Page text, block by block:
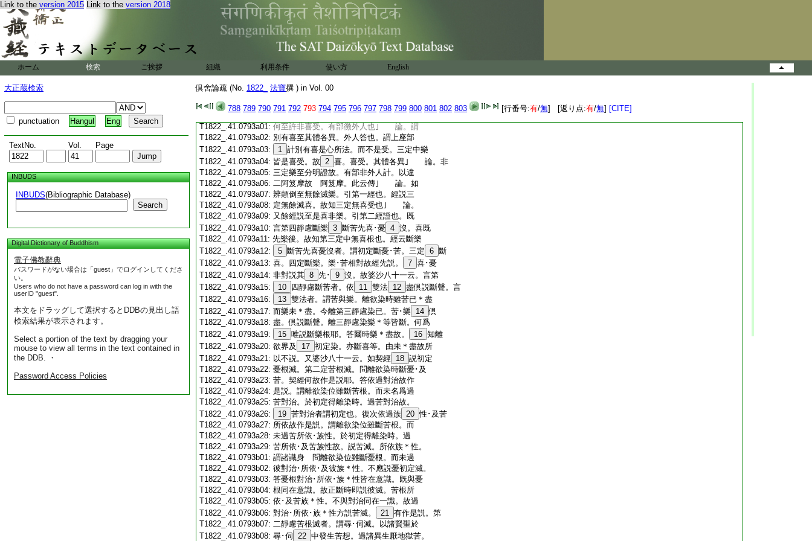
Link to the version 2015 Link to the version 2018
ホーム 検索 ご挨拶 組織 利用条件 使い方 English
大正蔵検索
punctuation Hangul Eng
TextNo. Vol. Page
INBUDS
INBUDS(Bibliographic Database)
Search
Digital Dictionary of Buddhism
電子佛教辭典
パスワードがない場合は「guest」でログインしてくださ
い。
Users who do not have a password can log in with the
userID "guest".
本文をドラッグして選択するとDDBの見出し語
検索結果が表示されます。
Select a portion of the text by dragging your
mouse to view all terms in the text contained in
the DDB. ・
Password Access Policies
倶舍論疏 (No. 1822_ 法寶撰 ) in Vol. 00
788 789 790 791 792 793 794 795 796 797 798 799 800 801 802 803 [行番号:有/無] [返り点:有/無] [CITE]
T1822_.41.0792c19:淨名。釋名也 信是淨相。釋淨名也 離外。
T1822_.41.0792c20: 釋内名也 均流。釋等也 淨而内等故立
T1822_.41.0792c21:内等淨名者。合釋也｣ 論。有餘師言至皆
T1822_.41.0792c22:
無別體。述餘經部師釋也｣ 論。若無別
體心所應不成。有部難也｣ 論。心分位殊
亦得名心所。經部通也｣ 論。雖有此理非
T1822_.41.0792c25:我所宗。論主意許經部理。而言許有部也｣
T1822_.41.0792c26: 論。如上所言至知決定然。外人問有部
T1822_.41.0792c27:也｣ 論。汝等豈言喜非喜受。有部問外
T1822_.41.0792c28: 人也｣ 論。如餘部許我亦 24 許然。外人答
T1822_.41.0793a01: 何至許非喜受。有部徴外人也｣ 論。謂
T1822_.41.0793a02: 別有喜至其體各異。外人答也。謂上座部
T1822_.41.0793a03:
1 計別有喜是心所法。而不是受。三定中樂
T1822_.41.0793a04: 皆是喜受。故 2 喜。喜受。其體各異｣ 論。非
T1822_.41.0793a05: 三定樂至分明證故。有部非外人計。以違
T1822_.41.0793a06: 二阿笈摩故 阿笈摩。此云傳｣ 論。如
T1822_.41.0793a07: 辨顛倒至無餘滅樂。引第一經也。經説三
T1822_.41.0793a08: 定無餘滅喜。故知三定無喜受也｣ 論。
T1822_.41.0793a09: 又餘經説至是喜非樂。引第二經證也。既
T1822_.41.0793a10: 言第四靜慮斷樂 3 斷苦先喜･憂 4 沒。喜既
T1822_.41.0793a11: 先樂後。故知第三定中無喜根也。經云斷樂
T1822_.41.0793a12:
5 斷苦先喜憂沒者。謂初定斷憂･苦。三定 6 斷
T1822_.41.0793a13: 喜。四定斷樂。樂･苦相對故經先説。 7 喜･憂
T1822_.41.0793a14: 非對説其 8 先･ 9 沒。故婆沙八十一云。言第
T1822_.41.0793a15:
10 四靜慮斷苦者。依 11 雙法 12 盡倶説斷聲。言
T1822_.41.0793a16:
13 雙法者。謂苦與樂。離欲染時雖苦已＊盡
T1822_.41.0793a17: 而樂未＊盡。今離第三靜慮染已。苦･樂 14 倶
T1822_.41.0793a18: 盡。倶説斷聲。離三靜慮染樂＊等皆斷。何爲
T1822_.41.0793a19:
15 唯説斷樂根耶。答爾時樂＊盡故。 16 知離
T1822_.41.0793a20: 欲界及 17 初定染。亦斷喜等。由未＊盡故所
T1822_.41.0793a21: 以不説。又婆沙八十一云。如契經 18 説初定
T1822_.41.0793a22: 憂根滅。第二定苦根滅。問離欲染時斷憂･及
T1822_.41.0793a23: 苦。契經何故作是説耶。答依過對治故作
T1822_.41.0793a24: 是説。謂離欲染位雖斷苦根。而未名爲過
T1822_.41.0793a25: 苦對治。於初定得離染時。過苦對治故。
T1822_.41.0793a26:
19 苦對治者謂初定也。復次依過族 20 性･及苦
T1822_.41.0793a27: 所依故作是説。謂離欲染位雖斷苦根。而
T1822_.41.0793a28: 未過苦所依･族性。於初定得離染時。過
T1822_.41.0793a29: 苦所依･及苦族性故。説苦滅。所依族＊性。
T1822_.41.0793b01: 謂諸識身 問離欲染位雖斷憂根。而未過
T1822_.41.0793b02: 彼對治･所依･及彼族＊性。不應説憂初定滅。
T1822_.41.0793b03: 答憂根對治･所依･族＊性皆在意識。既與憂
T1822_.41.0793b04: 根同在意識。故正斷時即説彼滅。苦根所
T1822_.41.0793b05: 依･及苦族＊性。不與對治同在一識。故過
T1822_.41.0793b06: 對治･所依･族＊性方説苦滅。 21 有作是説。第
T1822_.41.0793b07: 二靜慮苦根滅者。謂尋･伺滅。以諸賢聖於
T1822_.41.0793b08: 尋･伺 22 中發生苦想。過諸異生厭地獄苦。